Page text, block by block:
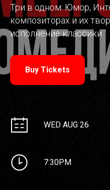
Три в одном: Юмор,
композиторах и их
исполнение классики
Buy Tickets
WED AUG 26
7:30PM